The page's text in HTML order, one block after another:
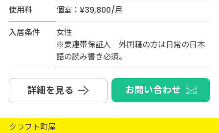
使用料
個室：¥39,800/月
入居条件
女性
※要連帯保証人 外国籍の方は日常の日本
語の読み書き必須。
詳細を見る お問い合わせ
クラフト町屋